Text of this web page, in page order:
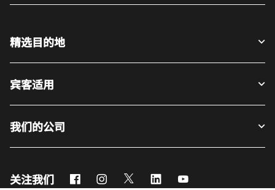
精选目的地
宾客适用
我们的公司
关注我们 FacebookInstagram
Twitter LinkedIn